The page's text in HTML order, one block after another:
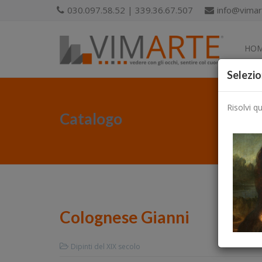
030.097.58.52 | 339.36.67.507
Catalogo
Colognese Gianni
Dipinti del XIX secolo
Risolvi